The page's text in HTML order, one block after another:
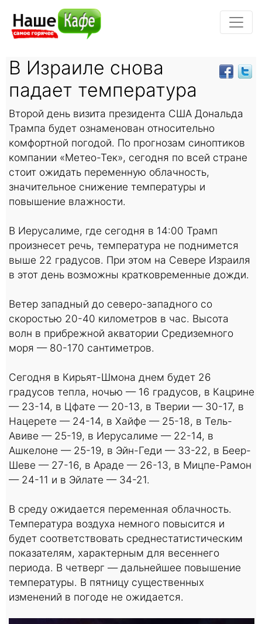
В Израиле снова
падает температура
Второй день визита президента США Дональда
Трампа будет ознаменован относительно
комфортной погодой. По прогнозам синоптиков
компании «Метео-Тек», сегодня по всей стране
стоит ожидать переменную облачность,
значительное снижение температуры и
повышение влажности.
В Иерусалиме, где сегодня в 14:00 Трамп
произнесет речь, температура не поднимется
выше 22 градусов. При этом на Севере Израиля
в этот день возможны кратковременные дожди.
Ветер западный до северо-западного со
скоростью 20-40 километров в час. Высота
волн в прибрежной акватории Средиземного
моря — 80-170 сантиметров.
Сегодня в Кирьят-Шмона днем будет 26
градусов тепла, ночью — 16 градусов, в Кацрине
— 23-14, в Цфате — 20-13, в Тверии — 30-17, в
Нацерете — 24-14, в Хайфе — 25-18, в Тель-
Авиве — 25-19, в Иерусалиме — 22-14, в
Ашкелоне — 25-19, в Эйн-Геди — 33-22, в Беер-
Шеве — 27-16, в Араде — 26-13, в Мицпе-Рамон
— 24-11 и в Эйлате — 34-21.
В среду ожидается переменная облачность.
Температура воздуха немного повысится и
будет соответствовать среднестатистическим
показателям, характерным для весеннего
периода. В четверг — дальнейшее повышение
температуры. В пятницу существенных
изменений в погоде не ожидается.